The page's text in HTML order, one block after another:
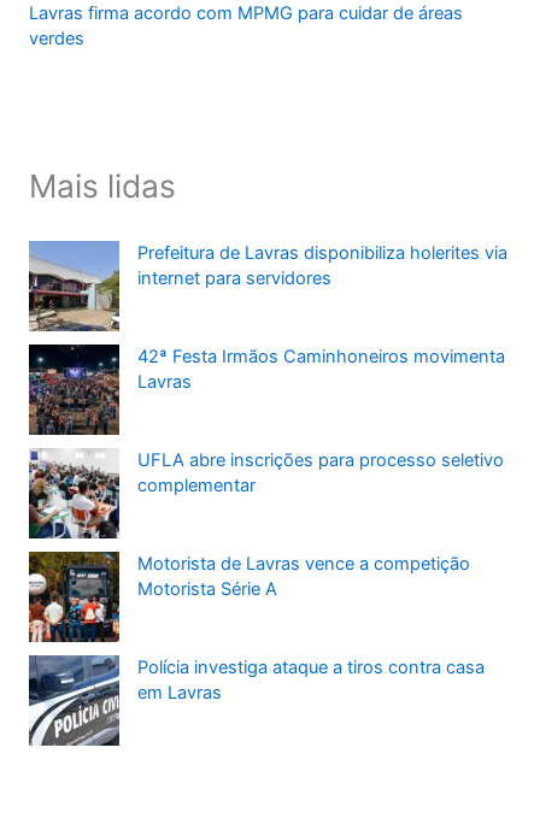
Lavras firma acordo com MPMG para cuidar de áreas
verdes
Mais lidas
Prefeitura de Lavras disponibiliza holerites via
internet para servidores
42ª Festa Irmãos Caminhoneiros movimenta
Lavras
UFLA abre inscrições para processo seletivo
complementar
Motorista de Lavras vence a competição
Motorista Série A
Polícia investiga ataque a tiros contra casa
em Lavras